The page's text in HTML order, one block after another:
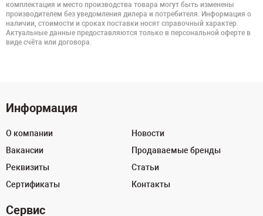
комплектация и место производства товара могут быть изменены
производителем без уведомления дилера и потребителя. Информация о
наличии, стоимости и сроках поставки носят справочный характер.
Актуальные данные предоставляются только в персональной оферте в
виде счёта или договора.
Информация
О компании
Вакансии
Реквизиты
Сертификаты
Новости
Продаваемые бренды
Статьи
Контакты
Сервис